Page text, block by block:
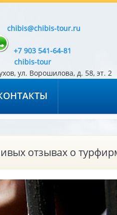
chibis@chibis-tour.ru
+7 903 541-64-81
chibis-tour
ул. Ворошилова, д. 58, эт. 2
отзывах о